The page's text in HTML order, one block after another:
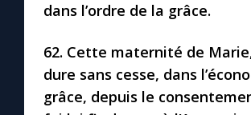
dans l’ordre de la grâce.
62. Cette maternité de
dure sans cesse, dans
grâce, depuis le